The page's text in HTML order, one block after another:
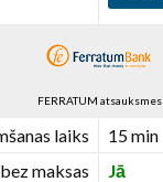
FERRATUM atsauksmes
laiks
15 min
maksas
Jā